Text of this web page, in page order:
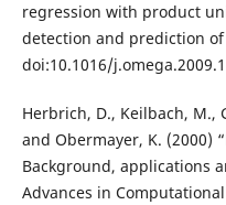
regression with product
detection and prediction
doi:10.1016/
Herbrich, D., Keilbach, M.,
and Obermayer, K. (2000)
Background, applications
Advances in